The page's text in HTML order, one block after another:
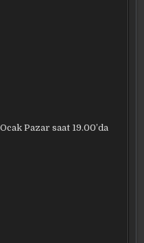
Pazar saat 19.00’da